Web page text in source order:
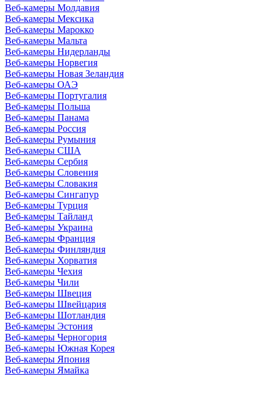
Веб-камеры Молдавия
Веб-камеры Мексика
Веб-камеры Марокко
Веб-камеры Мальта
Веб-камеры Нидерланды
Веб-камеры Норвегия
Веб-камеры Новая Зеландия
Веб-камеры ОАЭ
Веб-камеры Португалия
Веб-камеры Польша
Веб-камеры Панама
Веб-камеры Россия
Веб-камеры Румыния
Веб-камеры США
Веб-камеры Сербия
Веб-камеры Словения
Веб-камеры Словакия
Веб-камеры Сингапур
Веб-камеры Турция
Веб-камеры Тайланд
Веб-камеры Украина
Веб-камеры Франция
Веб-камеры Финляндия
Веб-камеры Хорватия
Веб-камеры Чехия
Веб-камеры Чили
Веб-камеры Швеция
Веб-камеры Швейцария
Веб-камеры Шотландия
Веб-камеры Эстония
Веб-камеры Черногория
Веб-камеры Южная Корея
Веб-камеры Япония
Веб-камеры Ямайка